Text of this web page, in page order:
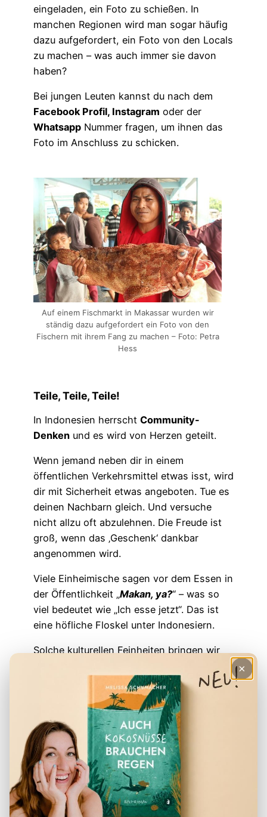
eingeladen, ein Foto zu schießen. In
manchen Regionen wird man sogar häufig
dazu aufgefordert, ein Foto von den Locals
zu machen – was auch immer sie davon
haben?
Bei jungen Leuten kannst du nach dem
Facebook Profil, Instagram oder der
Whatsapp Nummer fragen, um ihnen das
Foto im Anschluss zu schicken.
Auf einem Fischmarkt in Makassar wurden wir
ständig dazu aufgefordert ein Foto von den
Fischern mit ihrem Fang zu machen – Foto: Petra
Hess
Teile, Teile, Teile!
In Indonesien herrscht Community-
Denken und es wird von Herzen geteilt.
Wenn jemand neben dir in einem
öffentlichen Verkehrsmittel etwas isst, wird
dir mit Sicherheit etwas angeboten. Tue es
deinen Nachbarn gleich. Und versuche
nicht allzu oft abzulehnen. Die Freude ist
groß, wenn das ‚Geschenk‘ dankbar
angenommen wird.
Viele Einheimische sagen vor dem Essen in
der Öffentlichkeit „Makan, ya?“ – was so
viel bedeutet wie „Ich esse jetzt“. Das ist
eine höfliche Floskel unter Indonesiern.
Solche kulturellen Feinheiten bringen wir
bei – damit du nicht nur
Vokabeln lernst, sondern wirklich
verstehst, was die Menschen bewegt.
×